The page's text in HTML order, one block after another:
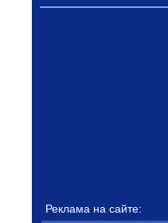
Реклама на сайте: